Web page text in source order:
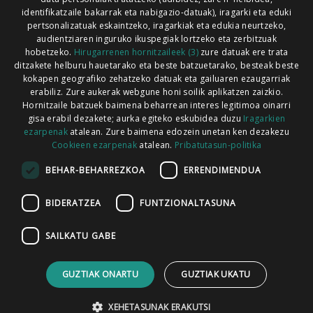
Codesyntaxek garatua
HARREMANETARAKO
identifikatzaile bakarrak eta nabigazio-datuak), iragarki eta eduki
pertsonalizatuak eskaintzeko, iragarkiak eta edukia neurtzeko,
audientziaren inguruko ikuspegiak lortzeko eta zerbitzuak
hobetzeko. Hirugarrenen hornitzaileek (3)zure datuak ere trata
ditzakete helburu hauetarako eta beste batzuetarako, besteak beste
kokapen geografiko zehatzeko datuak eta gailuaren ezaugarriak
erabiliz. Zure aukerak webgune honi soilik aplikatzen zaizkio.
Hornitzaile batzuek baimena beharrean interes legitimoa oinarri
gisa erabil dezakete; aurka egiteko eskubidea duzu Iragarkien
ezarpenakatalean. Zure baimena edozein unetan ken dezakezu
Cookieen ezarpenak atalean. Pribatutasun-politika
BEHAR-BEHARREZKOA ERRENDIMENDUA
BIDERATZEA FUNTZIONALTASUNA
SAILKATU GABE
GUZTIAK ONARTU GUZTIAK UKATU
XEHETASUNAK ERAKUTSI